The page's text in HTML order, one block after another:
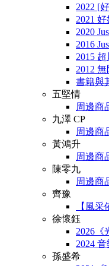
2022 [
2021
2020
2016
2015
2012
書籍與
五堅情
周邊商
九澤 CP
周邊商
黃鴻升
周邊商
陳零九
周邊商
齊豫
【風
徐懷鈺
2026《
2024
孫盛希